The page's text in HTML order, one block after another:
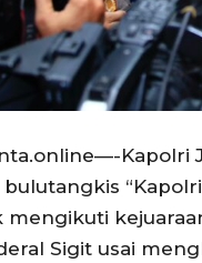
Kapolri
Sigit usai